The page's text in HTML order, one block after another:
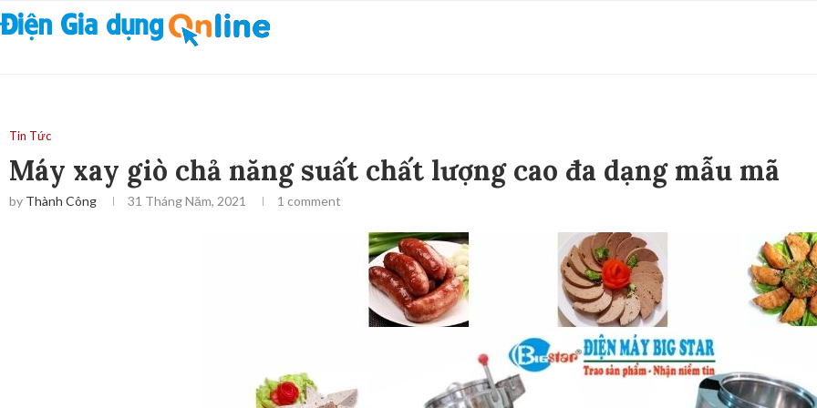
Tin Tức
Máy xay giò chả năng suất chất lượng cao đa dạng mẫu mã
by Thành Công 31 Tháng Năm, 2021 1 comment